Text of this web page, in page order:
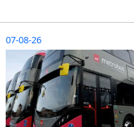
07-08-26